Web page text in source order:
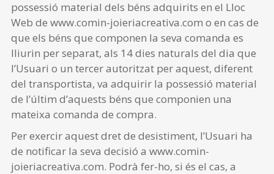
possessió material dels béns adquirits en el Lloc
Web de www.comin-joieriacreativa.com o en cas de
que els béns que componen la seva comanda es
lliurin per separat, als 14 dies naturals del dia que
l’Usuari o un tercer autoritzat per aquest, diferent
del transportista, va adquirir la possessió material
de l’últim d’aquests béns que componien una
mateixa comanda de compra.
Per exercir aquest dret de desistiment, l’Usuari ha
de notificar la seva decisió a www.comin-
joieriacreativa.com. Podrà fer-ho, si és el cas, a